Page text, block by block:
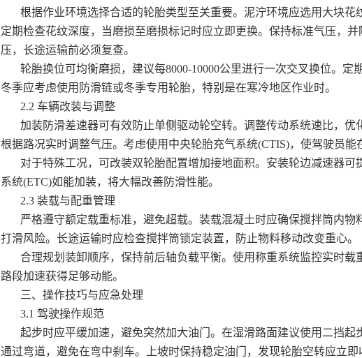
根据作业环境选择合适的轮胎类型至关重要。泥泞环境应选用大块花
定期检查花纹深度，当磨损至磨损标记时应立即更换。保持标准气压，
压，长途运输前必须复查。
轮胎换位可均衡磨损，建议每8000-10000公里进行一次交叉换位。定
冬季应考虑使用防滑链或冬季专用轮胎，特别是在寒冷地区作业时。
2.2 车辆改装与调整
加装防滑差速器可有效防止单侧驱动轮空转。调整传动系统速比，优
根据路况实时调整气压。考虑使用中央轮胎充气系统(CTIS)，使驾驶员能
对于特殊工况，可改装双轮胎配置增加接地面积。安装轮边减速器可
系统(ETC)如能加装，将大幅改善防滑性能。
2.3 装载与配重管理
严格遵守额定载重标准，避免超载。装载混凝土时应确保搅拌筒内物
打滑风险。长途运输时应检查搅拌筒锁定装置，防止物料移动改变重心。
合理规划装卸顺序，保持前后轴负载平衡。使用称重系统监控实时载
路段加速获得足够动能。
三、操作技巧与应急处理
3.1 驾驶操作规范
起步时应平缓加速，避免突然加大油门。在湿滑路面建议使用二挡起
通过弯道，避免在弯中刹车。上坡时保持稳定油门，发现轮胎空转应立即